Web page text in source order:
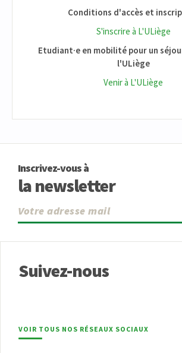
Conditions d'accès et
S'inscrire à L'ULiège
Etudiant·e en mobilité pour un
l'ULiège
Venir à L'ULiège
Inscrivez-vous à
la newsletter
Suivez-nous
VOIR TOUS NOS RÉSEAUX SOCIAUX